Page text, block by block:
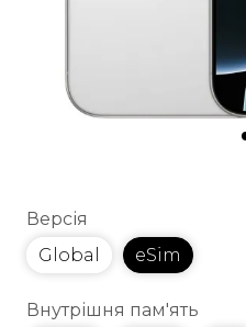
Версія
Global
eSim
Внутрішня пам'ять